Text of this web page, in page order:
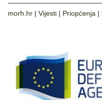
morh.hr | Vijesti | Priopćenja |